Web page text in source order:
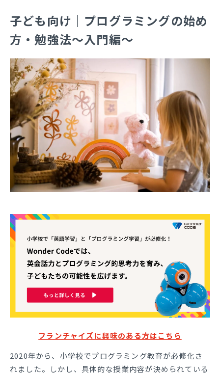
子ども向け｜プログラミングの始め
方・勉強法〜入門編〜
フランチャイズに興味のある方はこちら
2020年から、小学校でプログラミング教育が必修化さ
れました。しかし、具体的な授業内容が決められている